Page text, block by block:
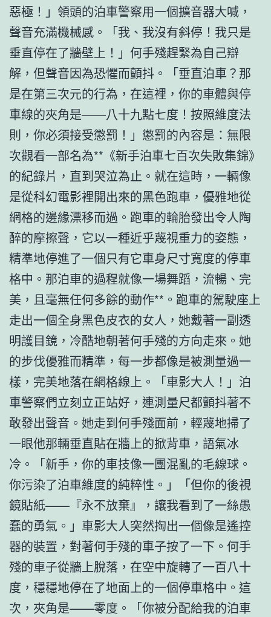
惡極！」領頭的泊車警察用一個擴音器大喊，
聲音充滿機械感。「我、我沒有斜停！我只是
垂直停在了牆壁上！」何手殘趕緊為自己辯
解，但聲音因為恐懼而顫抖。「垂直泊車？那
是在第三次元的行為，在這裡，你的車體與停
車線的夾角是——八十九點七度！按照維度法
則，你必須接受懲罰！」懲罰的內容是：無限
次觀看一部名為**《新手泊車七百次失敗集錦》
的紀錄片，直到哭泣為止。就在這時，一輛像
是從科幻電影裡開出來的黑色跑車，優雅地從
網格的邊緣漂移而過。跑車的輪胎發出令人陶
醉的摩擦聲，它以一種近乎蔑視重力的姿態，
精準地停進了一個只有它車身尺寸寬度的停車
格中。那泊車的過程就像一場舞蹈，流暢、完
美，且毫無任何多餘的動作**。跑車的駕駛座上
走出一個全身黑色皮衣的女人，她戴著一副透
明護目鏡，冷酷地朝著何手殘的方向走來。她
的步伐優雅而精準，每一步都像是被測量過一
樣，完美地落在網格線上。「車影大人！」泊
車警察們立刻立正站好，連測量尺都顫抖著不
敢發出聲音。她走到何手殘面前，輕蔑地掃了
一眼他那輛垂直貼在牆上的掀背車，語氣冰
冷。「新手，你的車技像一團混亂的毛線球。
你污染了泊車維度的純粹性。」「但你的後視
鏡貼紙——『永不放棄』，讓我看到了一絲愚
蠢的勇氣。」車影大人突然掏出一個像是遙控
器的裝置，對著何手殘的車子按了一下。何手
殘的車子從牆上脫落，在空中旋轉了一百八十
度，穩穩地停在了地面上的一個停車格中。這
次，夾角是——零度。「你被分配給我的泊車